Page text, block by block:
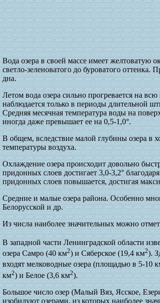
Вода озера в своей массе имеет желтоватую
светло-зеленоватого до буроватого
дна.
Летом вода озера сильно прогревается на
наблюдается только в периоды длительной
Средняя месячная температура воды на
иногда даже превышает ее на 0,5-1,0°.
В общем, вследствие малой глубины озера в
температуры воздуха.
Охлаждение озера происходит довольно
придонных слоев достигает 3,0-3,2°
придонных слоев повышается, достигая
Средние и малые озера района. Особенно
Белорусской и др.
Из числа наиболее значительных можно
В западной части Ленинградской области
озера Самро (40 км2) и Сяберское (19,4 км2).
входят мелководные озера (площадью в 5-10
км2) и Белое (3,6 км2).
Большое число озер (Малый Вяз, Ясское,
изобилуют озерами, из которых наиболее